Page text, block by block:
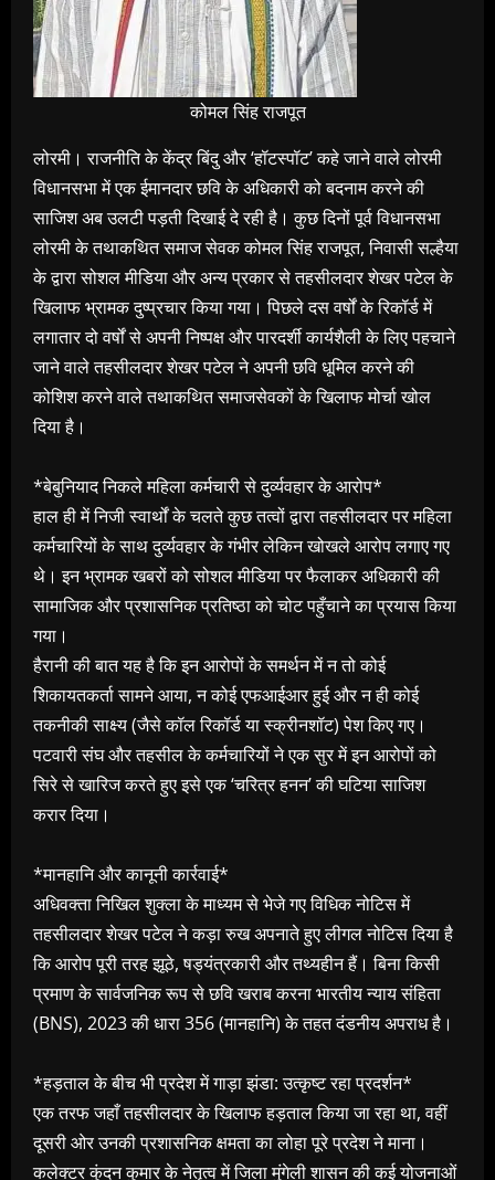
कोमल सिंह राजपूत
लोरमी। राजनीति के केंद्र बिंदु और ‘हॉटस्पॉट’ कहे जाने वाले लोरमी
विधानसभा में एक ईमानदार छवि के अधिकारी को बदनाम करने की
साजिश अब उलटी पड़ती दिखाई दे रही है। कुछ दिनों पूर्व विधानसभा
लोरमी के तथाकथित समाज सेवक कोमल सिंह राजपूत, निवासी सल्हैया
के द्वारा सोशल मीडिया और अन्य प्रकार से तहसीलदार शेखर पटेल के
खिलाफ भ्रामक दुष्प्रचार किया गया। पिछले दस वर्षों के रिकॉर्ड में
लगातार दो वर्षों से अपनी निष्पक्ष और पारदर्शी कार्यशैली के लिए पहचाने
जाने वाले तहसीलदार शेखर पटेल ने अपनी छवि धूमिल करने की
कोशिश करने वाले तथाकथित समाजसेवकों के खिलाफ मोर्चा खोल
दिया है।
*बेबुनियाद निकले महिला कर्मचारी से दुर्व्यवहार के आरोप*
हाल ही में निजी स्वार्थों के चलते कुछ तत्वों द्वारा तहसीलदार पर महिला
कर्मचारियों के साथ दुर्व्यवहार के गंभीर लेकिन खोखले आरोप लगाए गए
थे। इन भ्रामक खबरों को सोशल मीडिया पर फैलाकर अधिकारी की
सामाजिक और प्रशासनिक प्रतिष्ठा को चोट पहुँचाने का प्रयास किया
गया।
हैरानी की बात यह है कि इन आरोपों के समर्थन में न तो कोई
शिकायतकर्ता सामने आया, न कोई एफआईआर हुई और न ही कोई
तकनीकी साक्ष्य (जैसे कॉल रिकॉर्ड या स्क्रीनशॉट) पेश किए गए।
पटवारी संघ और तहसील के कर्मचारियों ने एक सुर में इन आरोपों को
सिरे से खारिज करते हुए इसे एक ‘चरित्र हनन’ की घटिया साजिश
करार दिया।
*मानहानि और कानूनी कार्रवाई*
अधिवक्ता निखिल शुक्ला के माध्यम से भेजे गए विधिक नोटिस में
तहसीलदार शेखर पटेल ने कड़ा रुख अपनाते हुए लीगल नोटिस दिया है
कि आरोप पूरी तरह झूठे, षड्यंत्रकारी और तथ्यहीन हैं। बिना किसी
प्रमाण के सार्वजनिक रूप से छवि खराब करना भारतीय न्याय संहिता
(BNS), 2023 की धारा 356 (मानहानि) के तहत दंडनीय अपराध है।
*हड़ताल के बीच भी प्रदेश में गाड़ा झंडा: उत्कृष्ट रहा प्रदर्शन*
एक तरफ जहाँ तहसीलदार के खिलाफ हड़ताल किया जा रहा था, वहीं
दूसरी ओर उनकी प्रशासनिक क्षमता का लोहा पूरे प्रदेश ने माना।
कलेक्टर कुंदन कुमार के नेतृत्व में जिला मुंगेली शासन की कई योजनाओं